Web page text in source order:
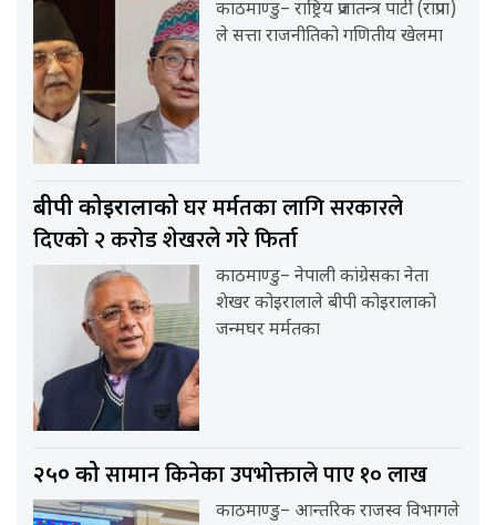
काठमाण्डु– राष्ट्रिय प्रजातन्त्र पार्टी (राप्रपा)
ले सत्ता राजनीतिको गणितीय खेलमा
बीपी कोइरालाकोघर मर्मतका लागि सरकारले
दिएको २ करोड शेखरले गरे फिर्ता
काठमाण्डु– नेपाली कांग्रेसका नेता
शेखर कोइरालाले बीपी कोइरालाको
जन्मघर मर्मतका
२५० कोसामान किनेका उपभोक्ताले पाए १० लाख
काठमाण्डु– आन्तरिक राजस्व विभागले